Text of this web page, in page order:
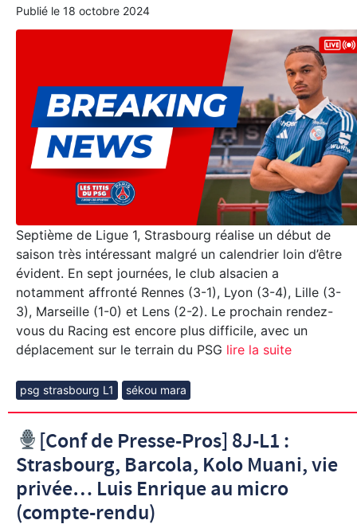
Publié le 18 octobre 2024
Septième de Ligue 1, Strasbourg réalise un début de
saison très intéressant malgré un calendrier loin d’être
évident. En sept journées, le club alsacien a
notamment affronté Rennes (3-1), Lyon (3-4), Lille (3-
3), Marseille (1-0) et Lens (2-2). Le prochain rendez-
vous du Racing est encore plus difficile, avec un
déplacement sur le terrain du PSG lire la suite
psg strasbourg L1 sékou mara
[Conf de Presse-Pros] 8J-L1 :
Strasbourg, Barcola, Kolo Muani, vie
privée… Luis Enrique au micro
(compte-rendu)